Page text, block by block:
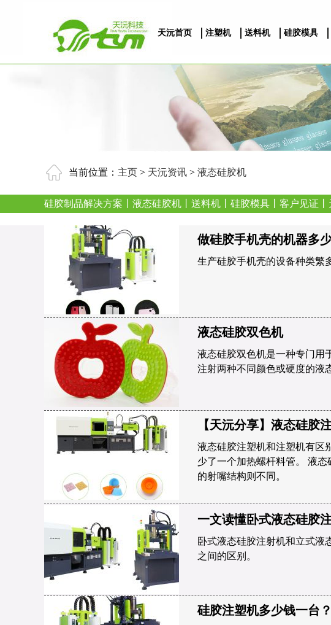
天沅首页 注塑机 送料机 硅胶模具
当前位置： 主页 > 天沅资讯 > 液态硅胶机
硅胶制品解决方案 液态硅胶机 送料机 硅胶模具 客户见证
做硅胶手机壳的机器多
生产硅胶手机壳的设备种类繁
液态硅胶双色机
液态硅胶双色机是一种专门用
注射两种不同颜色或硬度的液
【天沅分享】液态硅胶
液态硅胶注塑机和注塑机有区
少了一个加热螺杆料管。 液
的射嘴结构则不同。
一文读懂卧式液态硅胶
卧式液态硅胶注射机和立式液
之间的区别。
硅胶注塑机多少钱一台